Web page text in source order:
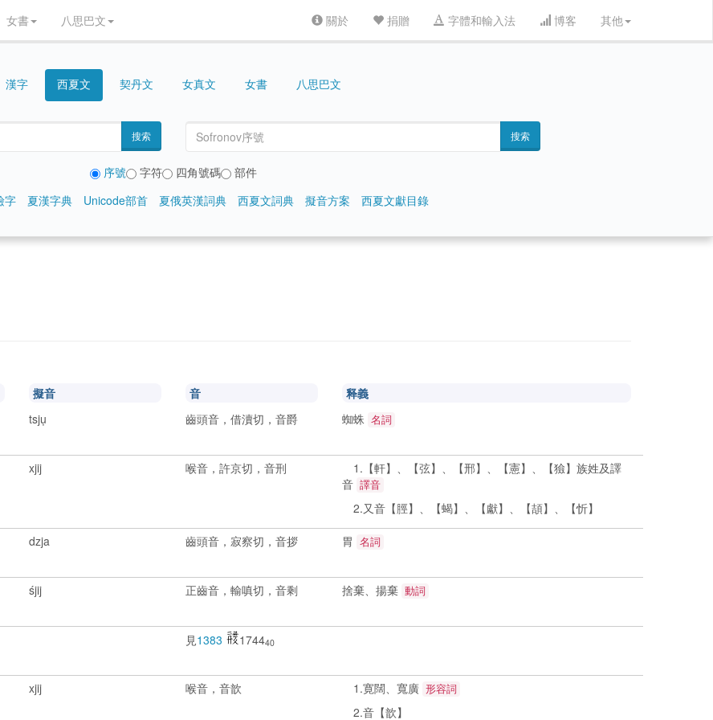
女書 八思巴文 關於 捐贈 字體和輸入法 博客 其他
漢字 西夏文 契丹文 女真文 女書 八思巴文
搜索 搜索
序號 字符 四角號碼
部件
字 夏漢字典 Unicode部首 夏俄英漢詞典 西夏文詞典 擬音方案 西夏文獻目錄
擬音 音
释義
tsjụ 齒頭音，借瀆切，音爵 蜘蛛 名詞
xjij 喉音，許京切，音刑
1.【軒】、【弦】、【邢】、【憲】、【獫】族姓及譯
音 譯音
2.又音【脛】、【蝎】、【獻】、【頡】、【忻】
dzja 齒頭音，寂察切，音拶 胃 名詞
śjij 正齒音，輸嗔切，音剩 捨棄、揚棄 動詞
見 1383 174440
xjij 喉音，音歆 1.寛闊、寬廣 形容詞
2.音【歆】